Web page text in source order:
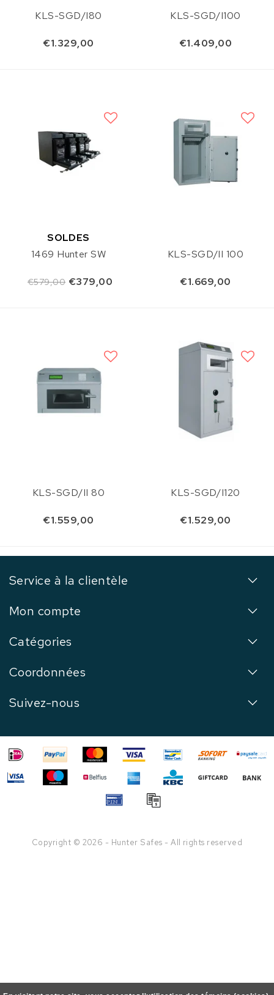
KLS-SGD/I80
€1.329,00
KLS-SGD/I100
€1.409,00
SOLDES
1469 Hunter SW
€579,00 €379,00
KLS-SGD/II 100
€1.669,00
KLS-SGD/II 80
€1.559,00
KLS-SGD/I120
€1.529,00
Service à la clientèle
Mon compte
Catégories
Coordonnées
Suivez-nous
Copyright © 2026 - Hunter Safes - All rights reserved